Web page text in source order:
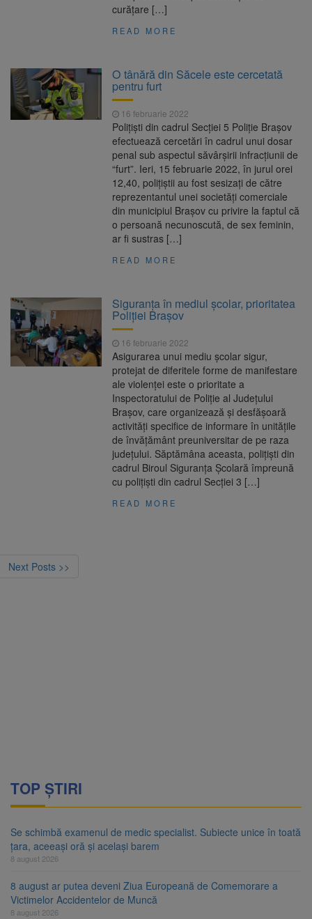
curățare […]
READ MORE
O tânără din Săcele este cercetată
pentru furt
16 februarie 2022
Polițiști din cadrul Secției 5 Poliție Brașov
efectuează cercetări în cadrul unui dosar
penal sub aspectul săvârșirii infracțiunii de
“furt”. Ieri, 15 februarie 2022, în jurul orei
12,40, polițiștii au fost sesizați de către
reprezentantul unei societăți comerciale
din municipiul Brașov cu privire la faptul că
o persoană necunoscută, de sex feminin,
ar fi sustras […]
READ MORE
Siguranța în mediul școlar, prioritatea
Poliției Brașov
16 februarie 2022
Asigurarea unui mediu școlar sigur,
protejat de diferitele forme de manifestare
ale violenței este o prioritate a
Inspectoratului de Poliție al Județului
Brașov, care organizează și desfășoară
activități specifice de informare în unitățile
de învățământ preuniversitar de pe raza
județului. Săptămâna aceasta, polițiști din
cadrul Biroul Siguranța Școlară împreună
cu polițiști din cadrul Secției 3 […]
READ MORE
Next Posts >>
TOP ȘTIRI
Se schimbă examenul de medic specialist. Subiecte unice în toată
țara, aceeași oră și același barem
8 august 2026
8 august ar putea deveni Ziua Europeană de Comemorare a
Victimelor Accidentelor de Muncă
8 august 2026